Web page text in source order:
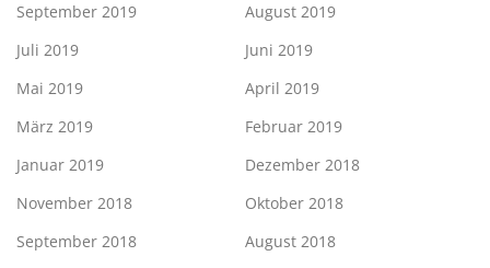
September 2019
August 2019
Juli 2019
Juni 2019
Mai 2019
April 2019
März 2019
Februar 2019
Januar 2019
Dezember 2018
November 2018
Oktober 2018
September 2018
August 2018